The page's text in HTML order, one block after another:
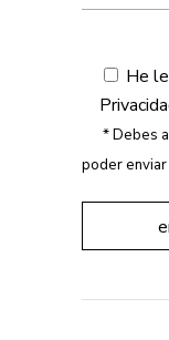
He
* Debes
poder